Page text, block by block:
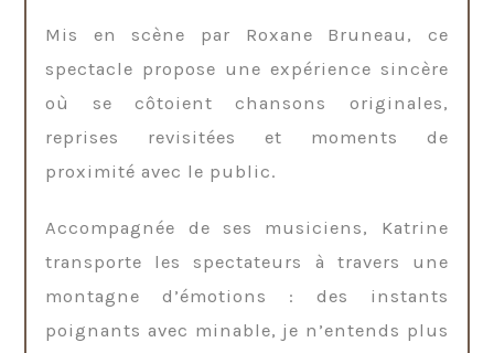
Mis en scène par Roxane Bruneau, ce
spectacle propose une expérience sincère
où se côtoient chansons originales,
reprises revisitées et moments de
proximité avec le public.
Accompagnée de ses musiciens, Katrine
transporte les spectateurs à travers une
montagne d’émotions : des instants
poignants avec minable, je n’entends plus